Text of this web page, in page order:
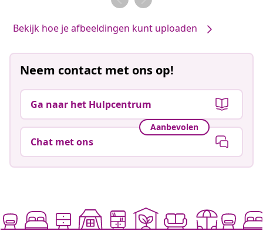
Bekijk hoe je afbeeldingen kunt uploaden
Neem contact met ons op!
Ga naar het Hulpcentrum
Aanbevolen
Chat met ons